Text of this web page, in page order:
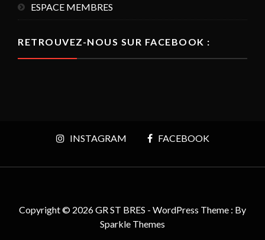
ESPACE MEMBRES
RETROUVEZ-NOUS SUR FACEBOOK :
INSTAGRAM FACEBOOK
Copyright © 2026 GR ST BRES - WordPress Theme : By
Sparkle Themes